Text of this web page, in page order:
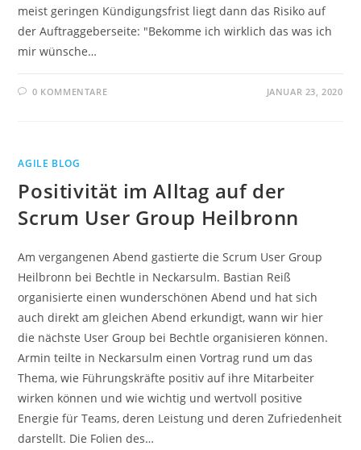
meist geringen Kündigungsfrist liegt dann das Risiko auf
der Auftraggeberseite: "Bekomme ich wirklich das was ich
mir wünsche…
0 KOMMENTARE JANUAR 23, 2020
AGILE BLOG
Positivität im Alltag auf der
Scrum User Group Heilbronn
Am vergangenen Abend gastierte die Scrum User Group
Heilbronn bei Bechtle in Neckarsulm. Bastian Reiß
organisierte einen wunderschönen Abend und hat sich
auch direkt am gleichen Abend erkundigt, wann wir hier
die nächste User Group bei Bechtle organisieren können.
Armin teilte in Neckarsulm einen Vortrag rund um das
Thema, wie Führungskräfte positiv auf ihre Mitarbeiter
wirken können und wie wichtig und wertvoll positive
Energie für Teams, deren Leistung und deren Zufriedenheit
darstellt. Die Folien des…